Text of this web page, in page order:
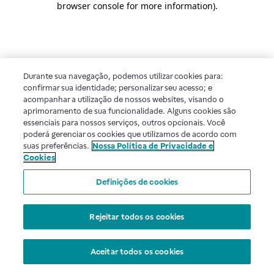
browser console for more information).
Durante sua navegação, podemos utilizar cookies para:
confirmar sua identidade; personalizar seu acesso; e
acompanhar a utilização de nossos websites, visando o
aprimoramento de sua funcionalidade. Alguns cookies são
essenciais para nossos serviços, outros opcionais. Você
poderá gerenciar os cookies que utilizamos de acordo com
suas preferências. Nossa Política de Privacidade e
Cookies
Definições de cookies
Rejeitar todos os cookies
Aceitar todos os cookies